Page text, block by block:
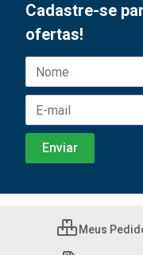
Cadastre-se
ofertas!
Meus